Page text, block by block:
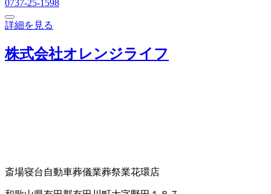
0737-25-1598
詳細を見る
株式会社オレンジライフ
斎場寝台自動車葬儀業葬祭業花環店